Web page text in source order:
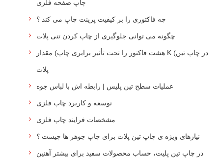
چاپ صفحه فلزی
چه فاکتوری را بر کیفیت پرینت چاپ می کند ؟
چگونه می توانی جلوگیری از چاپ کردن تنی پلات
هشت فاکتور را تحت تأثیر برابری چاپ) مقدار K (در چاپ تین
پلات
عملیات سطح تین پلیس | رابطه اش با لباس جوه
توسعه و کاربرد چاپ فلزی
مشخصات فرایند چاپ فلزی
نیازهای ویژه ی چاپ تین پلات برای چاپ جوهر ها چیست ؟
در چاپ تین پلیت، حساب محصولات سفید برای بیشتر آهنین